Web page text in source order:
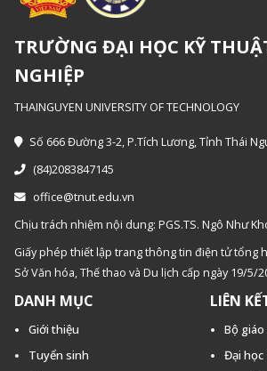
TRƯỜNG ĐẠI HỌC KỸ
NGHIỆP
THAINGUYEN UNIVERSITY OF TECHNOLOGY
Số 666 Đường 3-2, P.Tích Lương, Tỉnh Thái
(84)2083847145
office@tnut.edu.vn
Chịu trách nhiệm nội dung: PGS.TS. Ngô Như
Giấy phép thiết lập trang thông tin điện tử tổng
Sở Văn hóa, Thế thao và Du lịch cấp ngày 19/5/
DANH MỤC
Giới thiệu
Tuyển sinh
LIÊN
Bộ
Đại học